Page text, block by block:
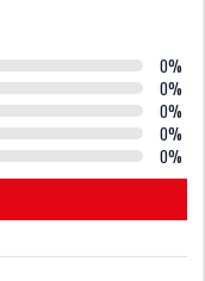
0%
0%
0%
0%
0%